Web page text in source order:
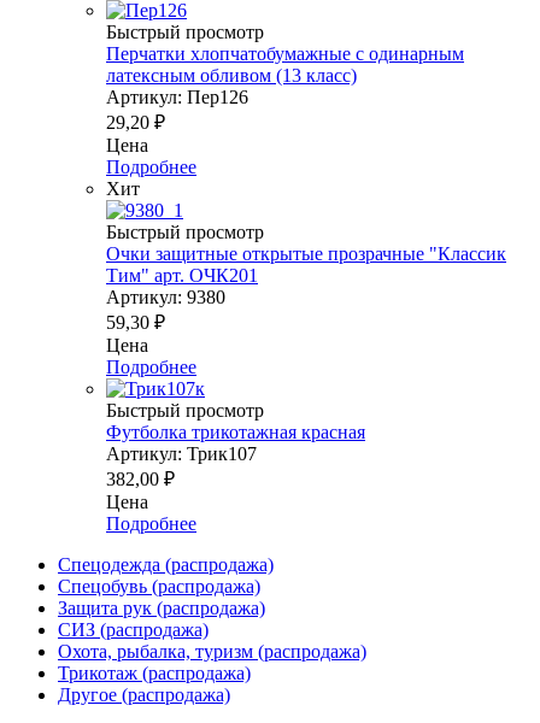
Быстрый просмотр
Перчатки хлопчатобумажные с одинарным
латексным обливом (13 класс)
Артикул: Пер126
29,20 ₽
Цена
Подробнее
Хит
Быстрый просмотр
Очки защитные открытые прозрачные "Классик
Тим" арт. ОЧК201
Артикул: 9380
59,30 ₽
Цена
Подробнее
Быстрый просмотр
Футболка трикотажная красная
Артикул: Трик107
382,00 ₽
Цена
Подробнее
Спецодежда (распродажа)
Спецобувь (распродажа)
Защита рук (распродажа)
СИЗ (распродажа)
Охота, рыбалка, туризм (распродажа)
Трикотаж (распродажа)
Другое (распродажа)